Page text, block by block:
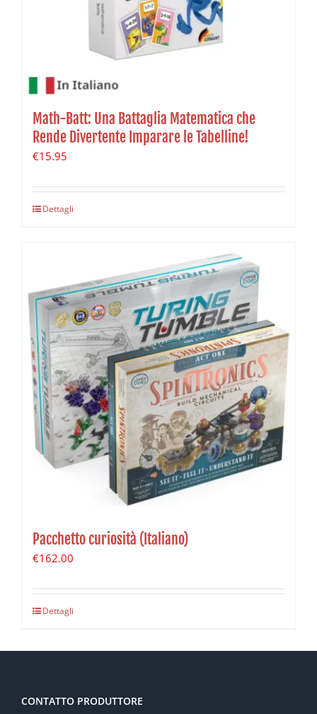
Math-Batt: Una Battaglia Matematica che
Rende Divertente Imparare le Tabelline!
€15.95
Dettagli
Pacchetto curiosità (Italiano)
€162.00
Dettagli
CONTATTO PRODUTTORE